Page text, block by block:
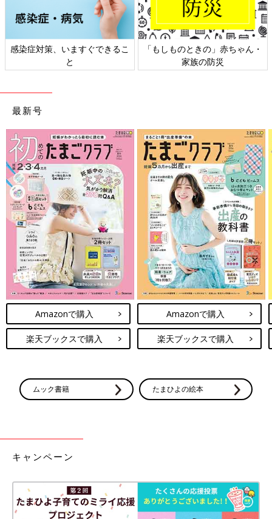
感染症対策、いますぐできるこ
と
「もしものときの」赤ちゃん・
家族の防災
最新号
Amazonで購入
楽天ブックスで購入
Amazonで購入
楽天ブックスで購入
ムック書籍 たまひよの絵本
キャンペーン